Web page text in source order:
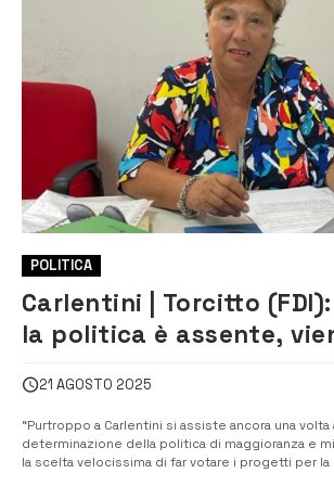
POLITICA
Carlentini | Torcitto (FDI):
la politica è assente,
21 AGOSTO 2025
“Purtroppo a Carlentini si assiste ancora una volta
determinazione della politica di maggioranza e
la scelta velocissima di far votare i progetti per la